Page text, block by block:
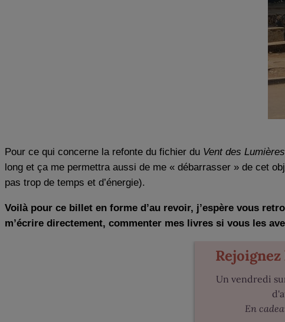
Pour ce qui concerne la refonte du fichier du Vent des Lumières
long et ça me permettra aussi de me « débarrasser » de cet
pas trop de temps et d’énergie).
Voilà pour ce billet en forme d’au revoir, j’espère vous
m’écrire directement, commenter mes livres si vous les